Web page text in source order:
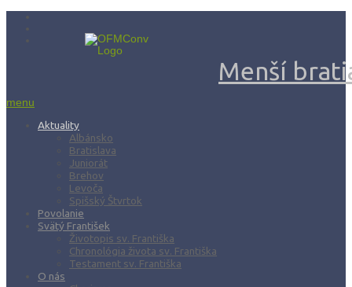
Menší
menu
Aktuality
Albánsko
Bratislava
Juniorát
Brehov
Levoča
Spišský Štvrtok
Povolanie
Svätý František
Životopis sv. Františka
Chronológia života sv. Františka
Testament sv. Františka
O nás